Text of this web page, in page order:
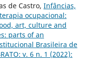
de Castro, Infâncias,
ocupacional:
art, culture and
parts of an
Brasileira de
v. 6 n. 1 (2022):